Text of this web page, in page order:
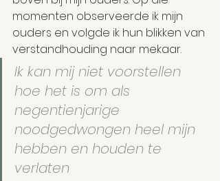
momenten observeerde ik mijn
ouders en volgde ik hun blikken van
verstandhouding naar mekaar.
Ik kan mij niet voorstellen
hoe het is om als
negentienjarige
noodgedwongen heel mijn
hebben en houden te
verlaten